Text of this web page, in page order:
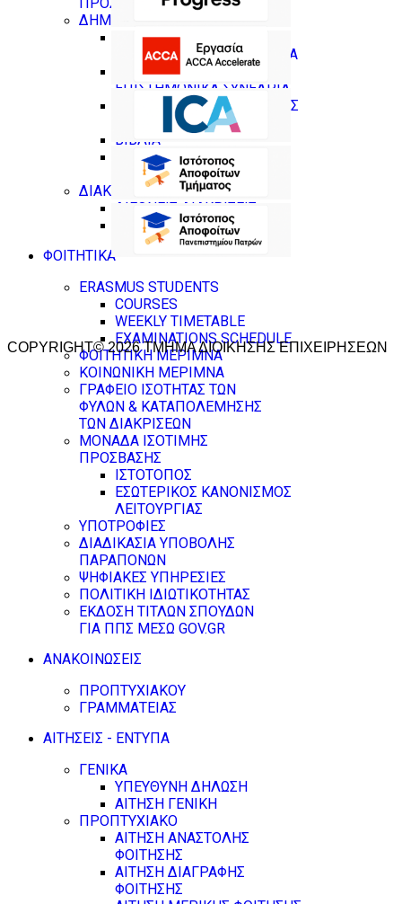
ΔΗΜΟΣΙΕΥΣΕΙΣ
ΔΗΜΟΣΙΕΥΣΕΙΣ ΣΕ
ΕΠΙΣΤΗΜΟΝΙΚΑ ΠΕΡΙΟΔΙΚΑ
ΔΗΜΟΣΙΕΥΣΕΙΣ ΣΕ
ΕΠΙΣΤΗΜΟΝΙΚΑ ΣΥΝΕΔΡΙΑ
ΚΕΦΑΛΑΙΑ ΣΕ ΣΥΛΛΟΓΙΚΟΥΣ
ΒΙΒΛΙΑ
ΕΠΙΜΕΛΕΙΕΣ (ΒΙΒΛΙΑ ,
ΣΥΛΛΟΓΙΚΟΙ ΤΟΜΟΙ)
ΔΙΑΚΡΙΣΕΙΣ
ΔΙΕΘΝΕΙΣ ΔΙΑΚΡΙΣΕΙΣ
ΣΕ ΕΘΝΙΚΟ ΕΠΙΠΕΔΟ
ΦΟΙΤΗΤΙΚΑ
ERASMUS STUDENTS
COURSES
WEEKLY TIMETABLE
EXAMINATIONS SCHEDULE
ΦΟΙΤΗΤΙΚΗ ΜΕΡΙΜΝΑ
ΚΟΙΝΩΝΙΚΗ ΜΕΡΙΜΝΑ
ΓΡΑΦΕΙΟ ΙΣΟΤΗΤΑΣ ΤΩΝ
ΦΥΛΩΝ & ΚΑΤΑΠΟΛΕΜΗΣΗΣ
ΤΩΝ ΔΙΑΚΡΙΣΕΩΝ
ΜΟΝΑΔΑ ΙΣΟΤΙΜΗΣ
ΠΡΟΣΒΑΣΗΣ
ΙΣΤΟΤΟΠΟΣ
ΕΣΩΤΕΡΙΚΟΣ ΚΑΝΟΝΙΣΜΟΣ
ΛΕΙΤΟΥΡΓΙΑΣ
ΥΠΟΤΡΟΦΙΕΣ
ΔΙΑΔΙΚΑΣΙΑ ΥΠΟΒΟΛΗΣ
ΠΑΡΑΠΟΝΩΝ
ΨΗΦΙΑΚΕΣ ΥΠΗΡΕΣΙΕΣ
ΠΟΛΙΤΙΚΗ ΙΔΙΩΤΙΚΟΤΗΤΑΣ
ΕΚΔΟΣΗ ΤΙΤΛΩΝ ΣΠΟΥΔΩΝ
ΓΙΑ ΠΠΣ ΜΕΣΩ GOV.GR
ΑΝΑΚΟΙΝΩΣΕΙΣ
ΠΡΟΠΤΥΧΙΑΚΟΥ
ΓΡΑΜΜΑΤΕΙΑΣ
ΑΙΤΗΣΕΙΣ - ΕΝΤΥΠΑ
ΓΕΝΙΚΑ
ΥΠΕΥΘΥΝΗ ΔΗΛΩΣΗ
ΑΙΤΗΣΗ ΓΕΝΙΚΗ
ΠΡΟΠΤΥΧΙΑΚΟ
ΑΙΤΗΣΗ ΑΝΑΣΤΟΛΗΣ
ΦΟΙΤΗΣΗΣ
ΑΙΤΗΣΗ ΔΙΑΓΡΑΦΗΣ
ΦΟΙΤΗΣΗΣ
COPYRIGHT© 2026 ΤΜΗΜΑ ΔΙΟΙΚΗΣΗΣ ΕΠΙΧΕΙΡΗΣΕΩΝ